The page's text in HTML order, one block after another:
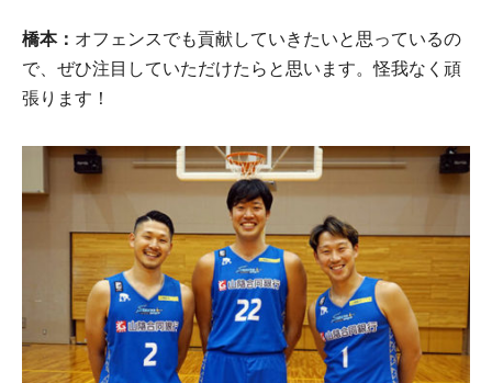
橋本： オフェンスでも貢献していきたいと思っているの
で、ぜひ注目していただけたらと思います。怪我なく頑
張ります！